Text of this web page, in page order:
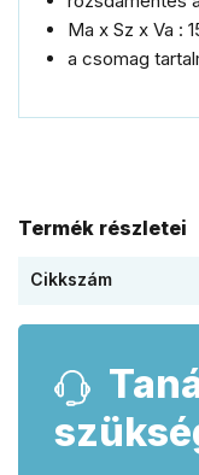
Ma x Sz x Va :
a csomag
Termék részletei
Cikkszám